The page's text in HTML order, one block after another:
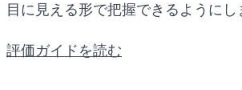
目に見える形で把握できるようにし
評価ガイドを読む